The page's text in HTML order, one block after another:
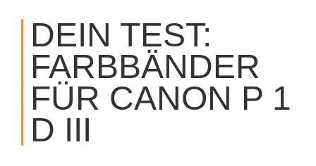
CONTENT
DEIN TEST:
FARBBÄNDER
FÜR CANON P 1
D III